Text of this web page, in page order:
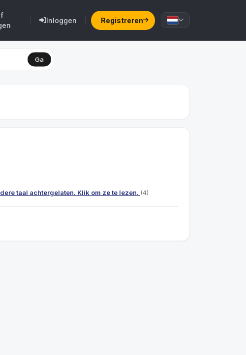
Inloggen Registreren
Ga
taal achtergelaten. Klik om ze te lezen. (4)